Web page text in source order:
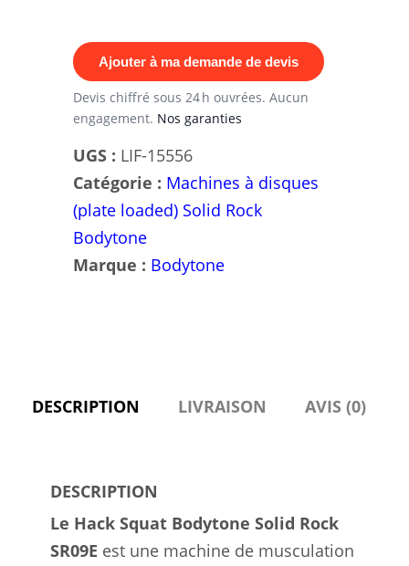
Solid
RockAjouter à ma demande de devis
Devis chiffré sous 24 h ouvrées. Aucun
engagement. Nos garanties
UGS : LIF-15556
Catégorie : Machines à disques
(plate loaded) Solid Rock
Bodytone
Marque : Bodytone
DESCRIPTION LIVRAISON AVIS (0)
DESCRIPTION
Le Hack Squat Bodytone Solid Rock
SR09E est une machine de musculation